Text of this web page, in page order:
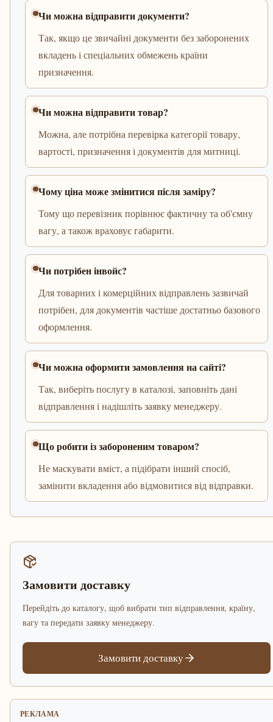
Чи можна відправити документи?
Так, якщо це звичайні документи без заборонених
вкладень і спеціальних обмежень країни
призначення.
Чи можна відправити товар?
Можна, але потрібна перевірка категорії товару,
вартості, призначення і документів для митниці.
Чому ціна може змінитися після заміру?
Тому що перевізник порівнює фактичну та об'ємну
вагу, а також враховує габарити.
Чи потрібен інвойс?
Для товарних і комерційних відправлень зазвичай
потрібен, для документів частіше достатньо базового
оформлення.
Чи можна оформити замовлення на сайті?
Так, виберіть послугу в каталозі, заповніть дані
відправлення і надішліть заявку менеджеру.
Що робити із забороненим товаром?
Не маскувати вміст, а підібрати інший спосіб,
замінити вкладення або відмовитися від відправки.
Замовити доставку
Перейдіть до каталогу, щоб вибрати тип відправлення, країну,
вагу та передати заявку менеджеру.
Замовити доставку
РЕКЛАМА